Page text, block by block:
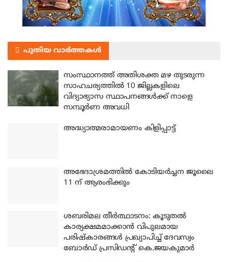
പുതിയ വാർത്തകൾ
സംസ്ഥാനത്ത് അതിശക്ത മഴ തുടരുന്ന
സാഹചര്യത്തിൽ 10 ജില്ലകളിലെ
വിദ്യാഭ്യാസ സ്ഥാപനങ്ങൾക്ക് നാളെ
സമ്പൂർണ അവധി
അദ്ധ്യാത്മരാമായണം കിളിപ്പാട്ട്
അഭേദാശ്രമത്തില്‍ കോടിയര്‍ച്ചന ജൂലൈ
11 ന് ആരംഭിക്കും
ശബരിമല തീര്‍ത്ഥാടനം: കൂടുതല്‍
കാര്യക്ഷമമാക്കാന്‍ വിപുലമായ
പരിഷ്‌കാരങ്ങള്‍ പ്രഖ്യാപിച്ച് ദേവസ്വം
ബോര്‍ഡ് പ്രസിഡന്റ് കെ.ജയകുമാര്‍